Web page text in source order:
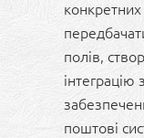
полів,
поштові